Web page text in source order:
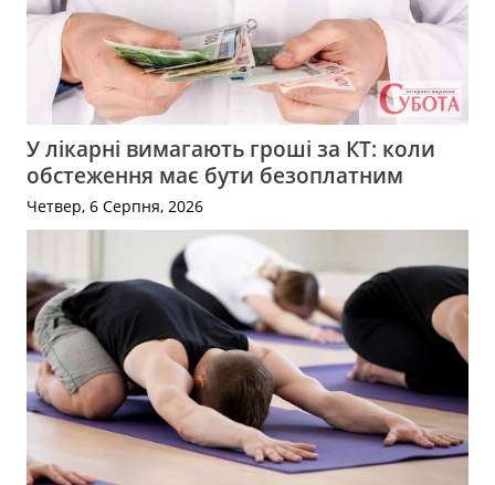
У лікарні вимагають гроші за КТ: коли
обстеження має бути безоплатним
Четвер, 6 Серпня, 2026